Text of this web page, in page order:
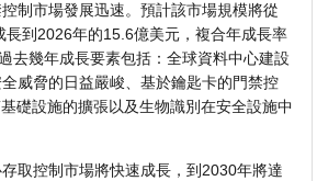
制市場發展迅速。預計該市場規模將從
長到2026年的15.6億美元，複合年成長率
去幾年成長要素包括：全球資料中心建設
威脅的日益嚴峻、基於鑰匙卡的門禁控
礎設施的擴張以及生物識別在安全設施中
取控制市場將快速成長，到2030年將達